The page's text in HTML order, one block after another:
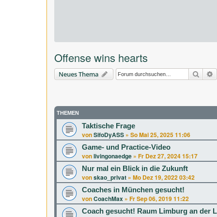
Offense wins hearts
Neues Thema Suche
THEMEN
Taktische Frage
vonSifoDyASS » So Mai 25, 2025 11:06
Game- und Practice-Video
vonlivingonaedge » Fr Dez 27, 2024 15:17
Nur mal ein Blick in die Zukunft
vonskao_privat » Mo Dez 19, 2022 03:42
Coaches in München gesucht!
vonCoachMax » Fr Sep 06, 2019 11:22
Coach gesucht! Raum Limburg an der